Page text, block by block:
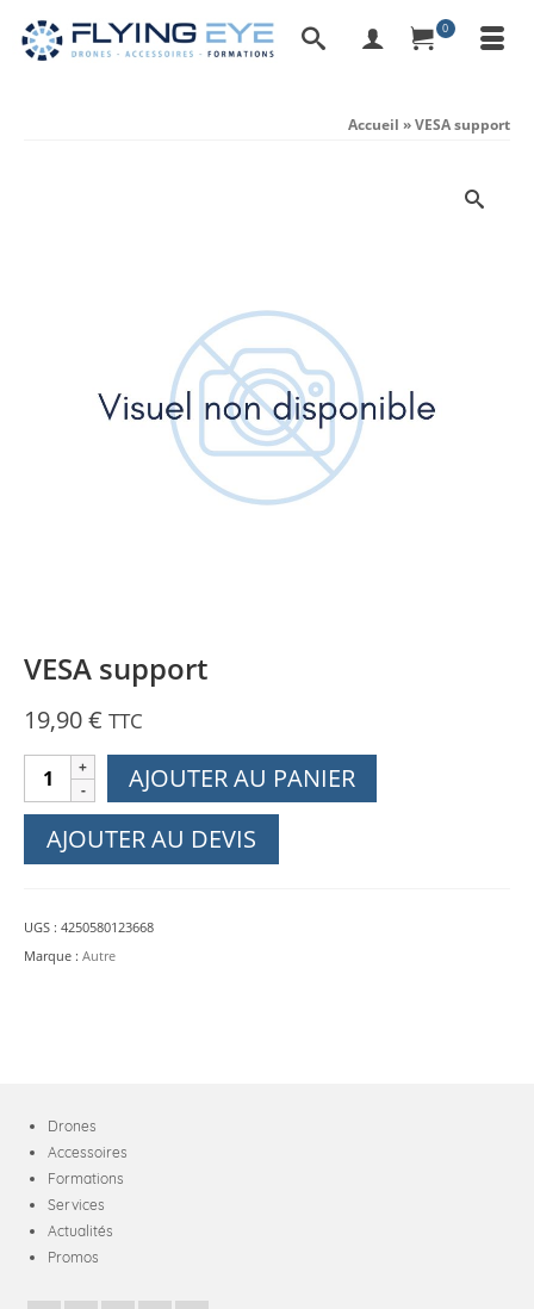
0
Accueil »VESA support
VESA support
19,90€ TTC
quantité
de
VESA
support
AJOUTER AU PANIER
AJOUTER AU DEVIS
UGS : 4250580123668
Marque : Autre
Drones
Accessoires
Formations
Services
Actualités
Promos